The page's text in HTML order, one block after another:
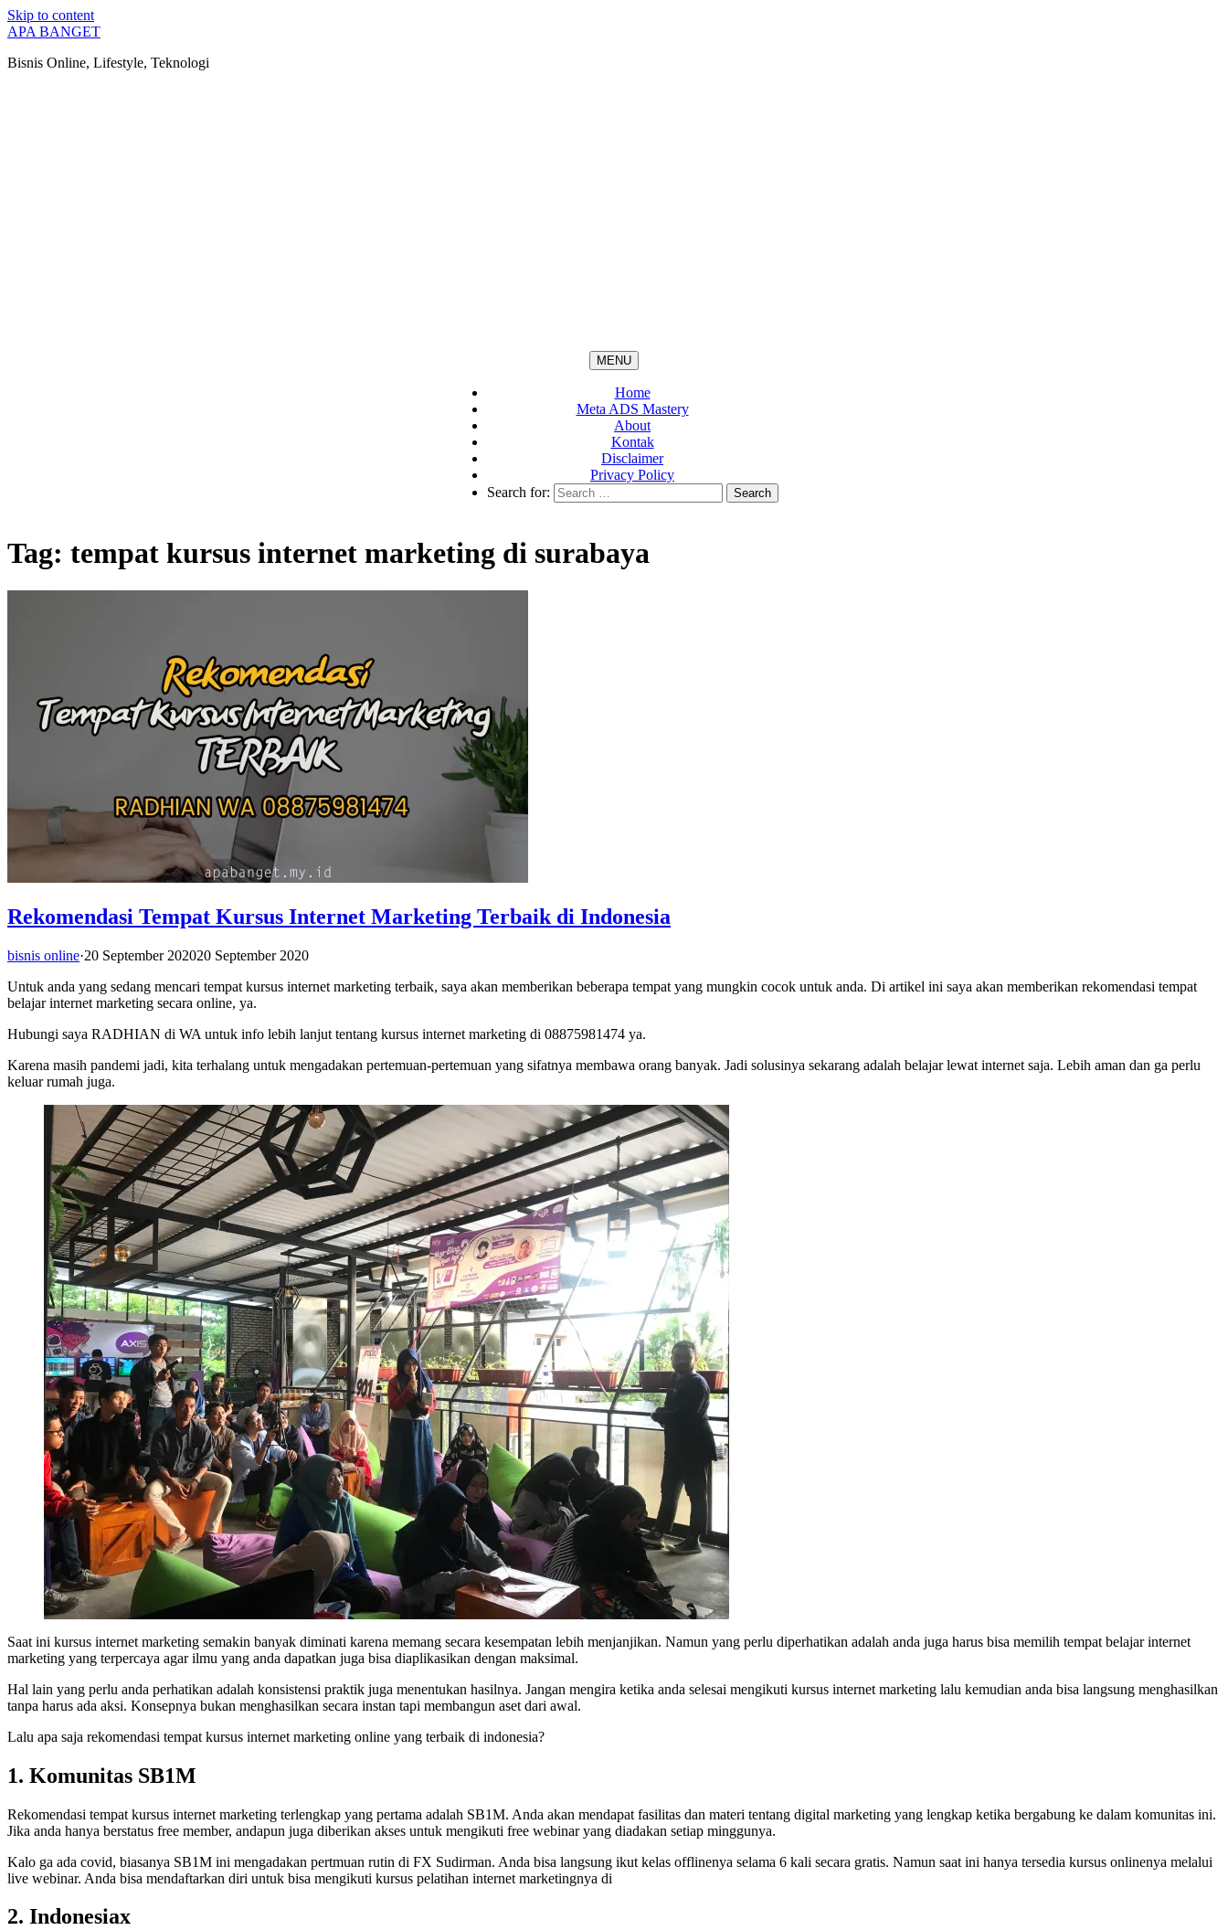
Skip to content
APA BANGET
Bisnis Online, Lifestyle, Teknologi
MENU
Home
Meta ADS Mastery
About
Kontak
Disclaimer
Privacy Policy
Search for:
Tag: tempat kursus internet marketing di surabaya
Rekomendasi Tempat Kursus Internet Marketing Terbaik di Indonesia
bisnis online·20 September 202020 September 2020
Untuk anda yang sedang mencari tempat kursus internet marketing terbaik, saya akan memberikan beberapa tempat yang mungkin cocok untuk anda. Di artikel ini saya akan memberikan rekomendasi tempat
belajar internet marketing secara online, ya.
Hubungi saya RADHIAN di WA untuk info lebih lanjut tentang kursus internet marketing di 08875981474 ya.
Karena masih pandemi jadi, kita terhalang untuk mengadakan pertemuan-pertemuan yang sifatnya membawa orang banyak. Jadi solusinya sekarang adalah belajar lewat internet saja. Lebih aman dan ga perlu
keluar rumah juga.
Saat ini kursus internet marketing semakin banyak diminati karena memang secara kesempatan lebih menjanjikan. Namun yang perlu diperhatikan adalah anda juga harus bisa memilih tempat belajar internet
marketing yang terpercaya agar ilmu yang anda dapatkan juga bisa diaplikasikan dengan maksimal.
Hal lain yang perlu anda perhatikan adalah konsistensi praktik juga menentukan hasilnya. Jangan mengira ketika anda selesai mengikuti kursus internet marketing lalu kemudian anda bisa langsung menghasilkan
tanpa harus ada aksi. Konsepnya bukan menghasilkan secara instan tapi membangun aset dari awal.
Lalu apa saja rekomendasi tempat kursus internet marketing online yang terbaik di indonesia?
1. Komunitas SB1M
Rekomendasi tempat kursus internet marketing terlengkap yang pertama adalah SB1M. Anda akan mendapat fasilitas dan materi tentang digital marketing yang lengkap ketika bergabung ke dalam komunitas ini.
Jika anda hanya berstatus free member, andapun juga diberikan akses untuk mengikuti free webinar yang diadakan setiap minggunya.
Kalo ga ada covid, biasanya SB1M ini mengadakan pertmuan rutin di FX Sudirman. Anda bisa langsung ikut kelas offlinenya selama 6 kali secara gratis. Namun saat ini hanya tersedia kursus onlinenya melalui
live webinar. Anda bisa mendaftarkan diri untuk bisa mengikuti kursus pelatihan internet marketingnya di
2. Indonesiax